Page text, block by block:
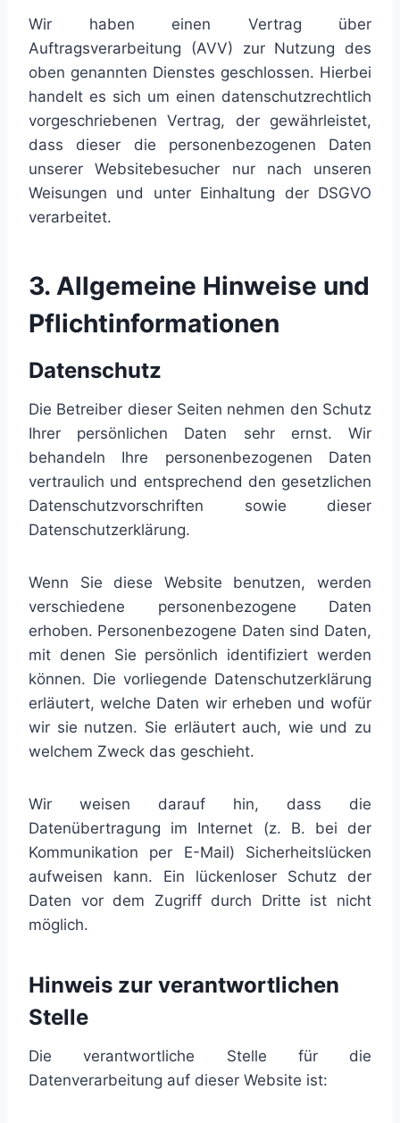
Wir haben einen Vertrag über
Auftragsverarbeitung (AVV) zur Nutzung des
oben genannten Dienstes geschlossen. Hierbei
handelt es sich um einen datenschutzrechtlich
vorgeschriebenen Vertrag, der gewährleistet,
dass dieser die personenbezogenen Daten
unserer Websitebesucher nur nach unseren
Weisungen und unter Einhaltung der DSGVO
verarbeitet.
3. Allgemeine Hinweise und
Pflicht­informationen
Datenschutz
Die Betreiber dieser Seiten nehmen den Schutz
Ihrer persönlichen Daten sehr ernst. Wir
behandeln Ihre personenbezogenen Daten
vertraulich und entsprechend den gesetzlichen
Datenschutzvorschriften sowie dieser
Datenschutzerklärung.
Wenn Sie diese Website benutzen, werden
verschiedene personenbezogene Daten
erhoben. Personenbezogene Daten sind Daten,
mit denen Sie persönlich identifiziert werden
können. Die vorliegende Datenschutzerklärung
erläutert, welche Daten wir erheben und wofür
wir sie nutzen. Sie erläutert auch, wie und zu
welchem Zweck das geschieht.
Wir weisen darauf hin, dass die
Datenübertragung im Internet (z. B. bei der
Kommunikation per E-Mail) Sicherheitslücken
aufweisen kann. Ein lückenloser Schutz der
Daten vor dem Zugriff durch Dritte ist nicht
möglich.
Hinweis zur verantwortlichen
Stelle
Die verantwortliche Stelle für die
Datenverarbeitung auf dieser Website ist: